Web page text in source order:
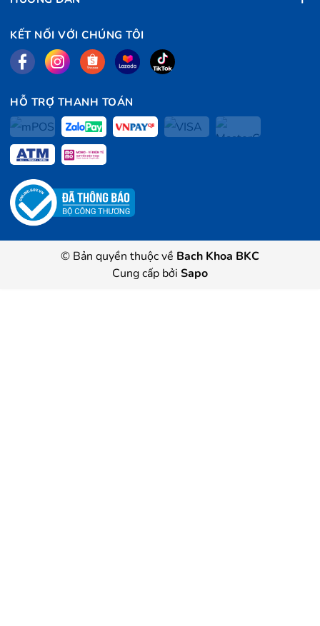
KẾT NỐI VỚI CHÚNG TÔI
HỖ TRỢ THANH TOÁN
© Bản quyền thuộc về Bach Khoa BKC
Cung cấp bởi Sapo